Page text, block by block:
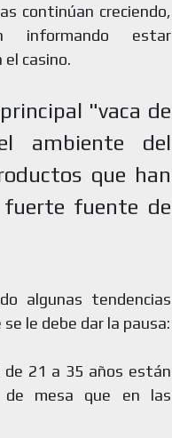
continúan creciendo,
informando estar
casino.
"vaca de
ambiente del
que han
fuerte fuente de
algunas tendencias
le debe dar la pausa:
21 a 35 años están
de mesa que en las